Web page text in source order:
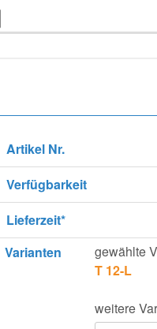
Artikel Nr.
Verfügbarkeit
Lieferzeit*
Varianten
gewählte
T 12-L
weitere